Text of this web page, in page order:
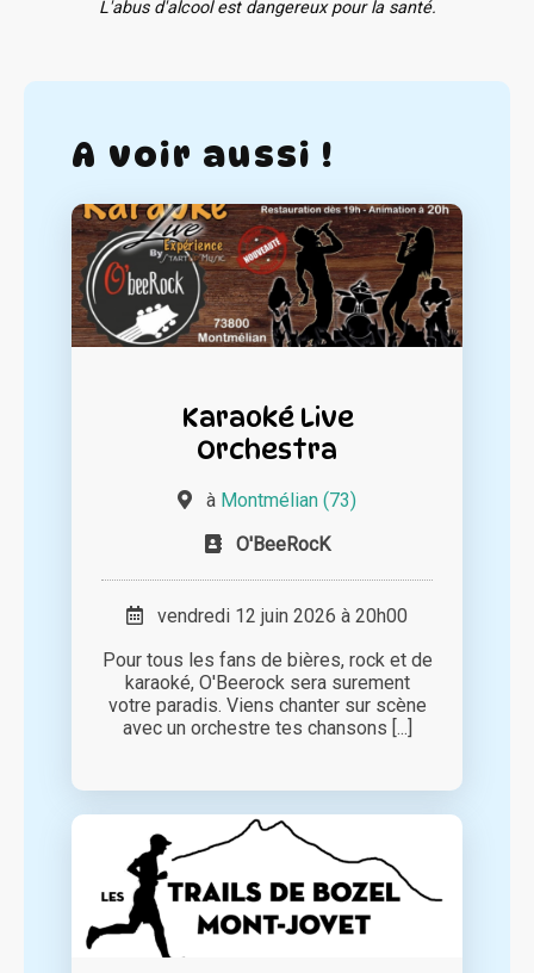
L'abus d'alcool est dangereux pour la santé.
A voir aussi !
Karaoké Live
Orchestra
à Montmélian (73)
O'BeeRocK
vendredi 12 juin 2026 à 20h00
Pour tous les fans de bières, rock et de
karaoké, O'Beerock sera surement
votre paradis. Viens chanter sur scène
avec un orchestre tes chansons [...]